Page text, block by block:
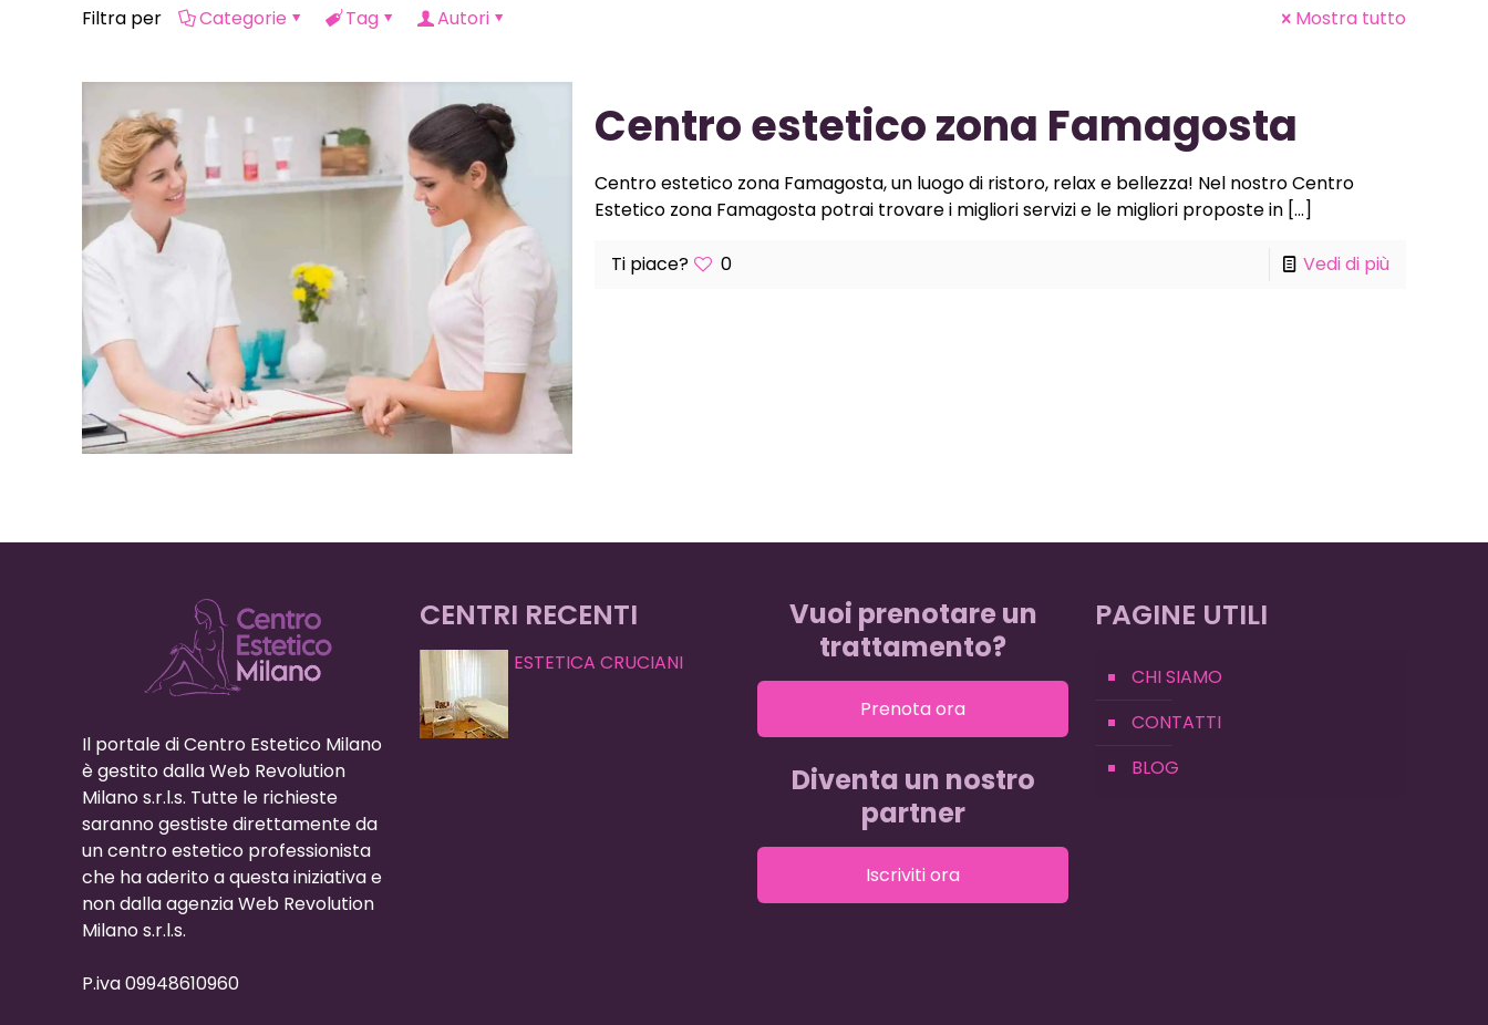
Filtra per Categorie Tag Autori Mostra tutto
Centro estetico zona Famagosta
Centro estetico zona Famagosta, un luogo di ristoro, relax e bellezza! Nel nostro Centro
Estetico zona Famagosta potrai trovare i migliori servizi e le migliori proposte in[…]
Ti piace? 0 Vedi di più
Il portale di Centro Estetico Milano
è gestito dalla Web Revolution
Milano s.r.l.s. Tutte le richieste
saranno gestiste direttamente da
un centro estetico professionista
che ha aderito a questa iniziativa e
non dalla agenzia Web Revolution
Milano s.r.l.s.
P.iva 09948610960
CENTRI RECENTI
ESTETICA CRUCIANI
Vuoi prenotare un
trattamento?
Prenota ora
Diventa un nostro
partner
Iscriviti ora
PAGINE UTILI
CHI SIAMO
CONTATTI
BLOG